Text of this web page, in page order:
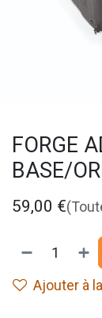
FORGE
BASE/
59,00 €
Ajouter à